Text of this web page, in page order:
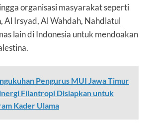
organisasi masyarakat seperti
Al Irsyad, Al Wahdah, Nahdlatul
lain di Indonesia untuk mendoakan
Pengurus MUI Jawa Timur
Filantropi Disiapkan untuk
Kader Ulama